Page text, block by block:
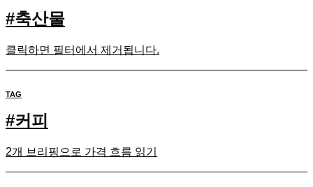
#축산물
클릭하면 필터에서 제거됩니다.
TAG
#커피
2개 브리핑으로 가격 흐름 읽기